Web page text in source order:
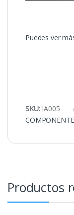
Puedes ver
SKU: IA005
Productos